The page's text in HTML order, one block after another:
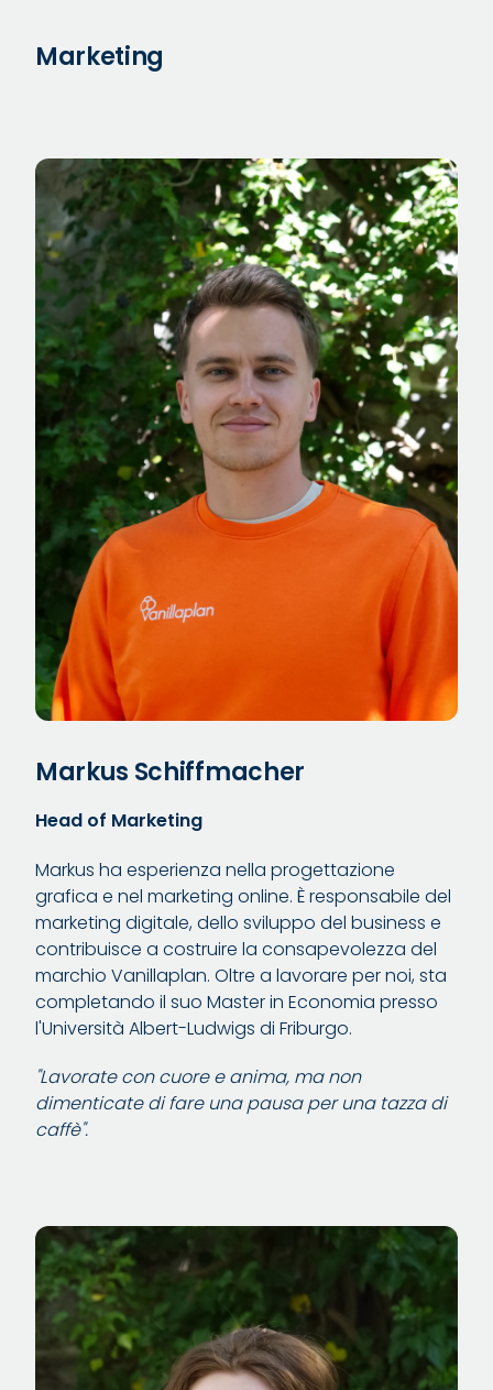
Marketing
Markus Schiffmacher
Head of Marketing
Markus ha esperienza nella progettazione
grafica e nel marketing online. È responsabile del
marketing digitale, dello sviluppo del business e
contribuisce a costruire la consapevolezza del
marchio Vanillaplan. Oltre a lavorare per noi, sta
completando il suo Master in Economia presso
l'Università Albert-Ludwigs di Friburgo.
"Lavorate con cuore e anima, ma non
dimenticate di fare una pausa per una tazza di
caffè".